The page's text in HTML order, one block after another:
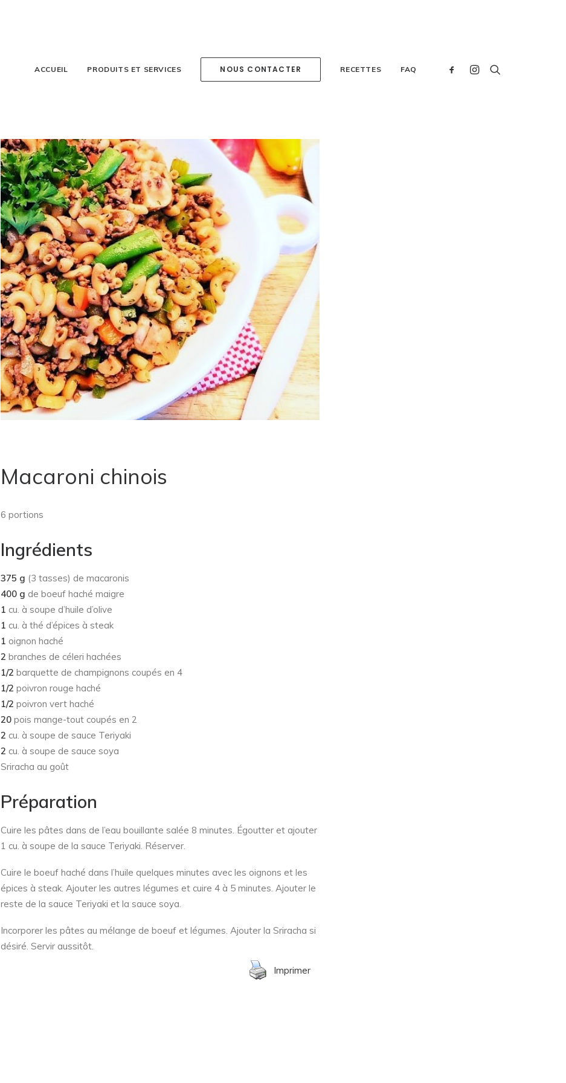
ACCUEIL PRODUITS ET SERVICES NOUS CONTACTER RECETTES FAQ
Macaroni chinois
6 portions
Ingrédients
375 g (3 tasses) de macaronis
400 g de boeuf haché maigre
1 cu. à soupe d’huile d’olive
1 cu. à thé d’épices à steak
1 oignon haché
2 branches de céleri hachées
1/2 barquette de champignons coupés en 4
1/2 poivron rouge haché
1/2 poivron vert haché
20 pois mange-tout coupés en 2
2 cu. à soupe de sauce Teriyaki
2 cu. à soupe de sauce soya
Sriracha au goût
Préparation
Cuire les pâtes dans de l’eau bouillante salée 8 minutes. Égoutter et ajouter
1 cu. à soupe de la sauce Teriyaki. Réserver.
Cuire le boeuf haché dans l’huile quelques minutes avec les oignons et les
épices à steak. Ajouter les autres légumes et cuire 4 à 5 minutes. Ajouter le
reste de la sauce Teriyaki et la sauce soya.
Incorporer les pâtes au mélange de boeuf et légumes. Ajouter la Sriracha si
désiré. Servir aussitôt.
Imprimer